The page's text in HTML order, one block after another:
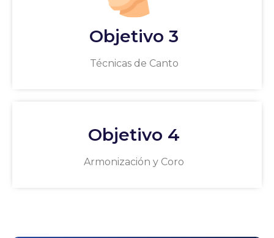
Objetivo 3
Técnicas de Canto
Objetivo 4
Armonización y Coro